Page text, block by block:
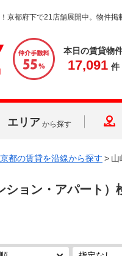
京都府下で21店舗展開中。物件掲
本日の賃貸物
17,091 件
エリア から探す
京都の賃貸を沿線から探す > 山
ション・アパート）